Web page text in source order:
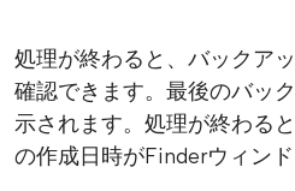
処理が終わると、バックア
確認できます。最後のバッ
示されます。処理が終わる
の作成日時がFinderウィンド